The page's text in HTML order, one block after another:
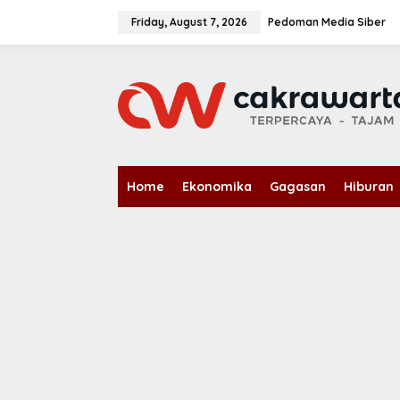
Friday, August 7, 2026 Pedoman Media Siber
Home Ekonomika Gagasan Hiburan